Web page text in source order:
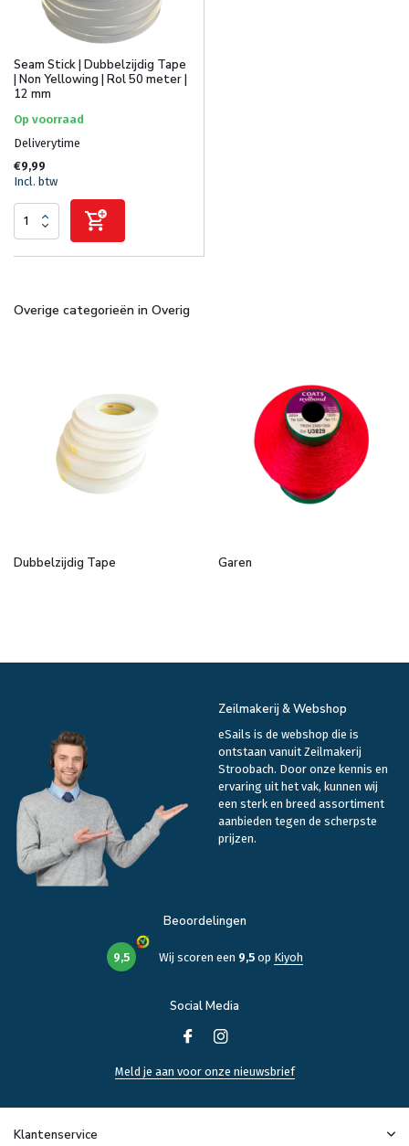
Seam Stick | Dubbelzijdig Tape
| Non Yellowing | Rol 50 meter |
12 mm
Op voorraad
Deliverytime
€9,99
Incl. btw
Overige categorieën in Overig
Dubbelzijdig Tape Garen
Zeilmakerij & Webshop
eSails is de webshop die is
ontstaan vanuit Zeilmakerij
Stroobach. Door onze kennis en
ervaring uit het vak, kunnen wij
een sterk en breed assortiment
aanbieden tegen de scherpste
prijzen.
Beoordelingen
9,5 Wij scoren een 9,5op Kiyoh
Social Media
Meld je aan voor onze nieuwsbrief
Klantenservice